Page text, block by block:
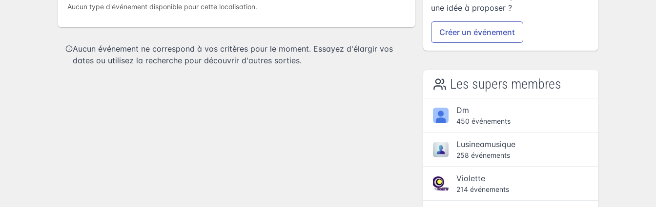
Aucun type d'événement disponible pour cette localisation.
Aucun événement ne correspond à vos critères pour le moment. Essayez d'élargir vos
dates ou utilisez la recherche pour découvrir d'autres sorties.
une idée à proposer ?
Créer un événement
Les supers membres
Dm
450 événements
Lusineamusique
258 événements
Violette
214 événements